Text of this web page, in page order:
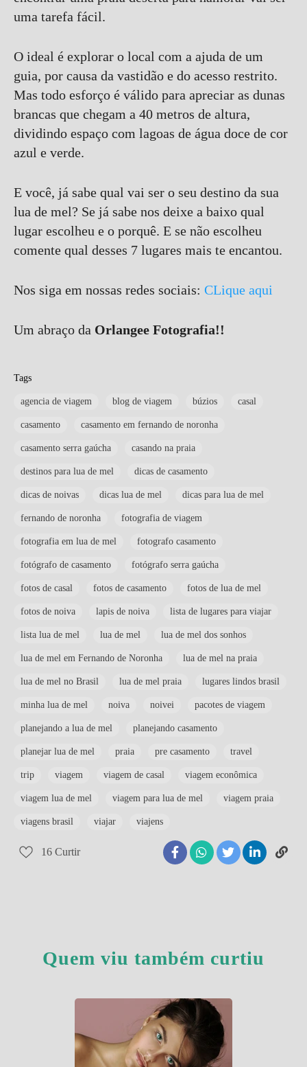
uma tarefa fácil.
O ideal é explorar o local com a ajuda de um
guia, por causa da vastidão e do acesso restrito.
Mas todo esforço é válido para apreciar as dunas
brancas que chegam a 40 metros de altura,
dividindo espaço com lagoas de água doce de cor
azul e verde.
E você, já sabe qual vai ser o seu destino da sua
lua de mel? Se já sabe nos deixe a baixo qual
lugar escolheu e o porquê. E se não escolheu
comente qual desses 7 lugares mais te encantou.
Nos siga em nossas redes sociais: CLique aqui
Um abraço da Orlangee Fotografia!!
Tags
agencia de viagem blog de viagem búzios casal
casamento casamento em fernando de noronha
casamento serra gaúcha casando na praia
destinos para lua de mel dicas de casamento
dicas de noivas dicas lua de mel dicas para lua de mel
fernando de noronha fotografia de viagem
fotografia em lua de mel fotografo casamento
fotógrafo de casamento fotógrafo serra gaúcha
fotos de casal fotos de casamento fotos de lua de mel
fotos de noiva lapis de noiva lista de lugares para viajar
lista lua de mel lua de mel lua de mel dos sonhos
lua de mel em Fernando de Noronha lua de mel na praia
lua de mel no Brasil lua de mel praia lugares lindos brasil
minha lua de mel noiva noivei pacotes de viagem
planejando a lua de mel planejando casamento
planejar lua de mel praia pre casamento travel
trip viagem viagem de casal viagem econômica
viagem lua de mel viagem para lua de mel viagem praia
viagens brasil viajar viajens
16 Curtir
Quem viu também curtiu